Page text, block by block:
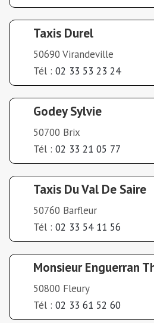
Taxis Durel
50690 Virandeville
Tél : 02 33 53 23 24
Godey Sylvie
50700 Brix
Tél : 02 33 21 05 77
Taxis Du Val De Saire
50760 Barfleur
Tél : 02 33 54 11 56
Monsieur Enguerran
50800 Fleury
Tél : 02 33 61 52 60